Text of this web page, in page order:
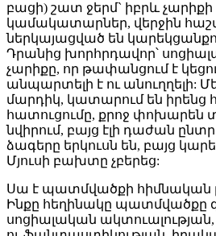
բացի) շատ ջերմ` իբրև
կամակատարներ, վերջին
ներկայացված են
Դրանից խորհրդավոր՝
չարիքը, որ թափանցում է
անպարտելի է ու անուղղելի:
մարդիկ, կատարում են իրենց
հատուցումը, քրոջ փոխարեն
նվիրում, բայց էլի դաժան
ձագերը երկուսն են, բայց
Մյուսի բախտը չբերեց:
Սա է պատմվածքի հիմնական
Ինքը հեղինակը պատմվածքը
սոցիալական